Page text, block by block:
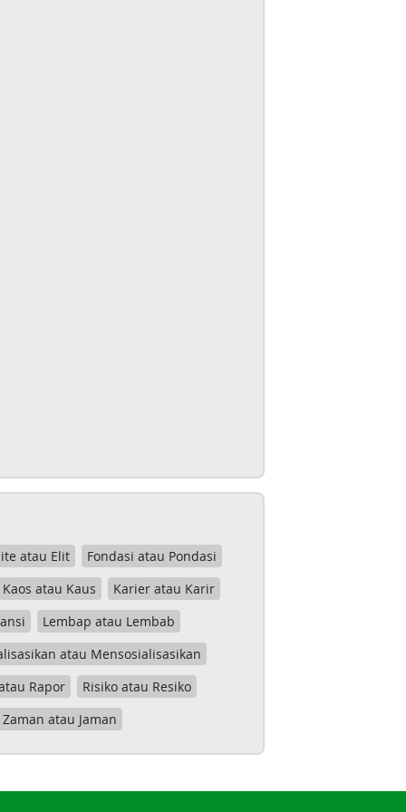
atau Elit
Fondasi atau Pondasi
Kaos atau Kaus
Karier atau Karir
Lembap atau Lembab
atau Mensosialisasikan
Rapor
Risiko atau Resiko
Zaman atau Jaman